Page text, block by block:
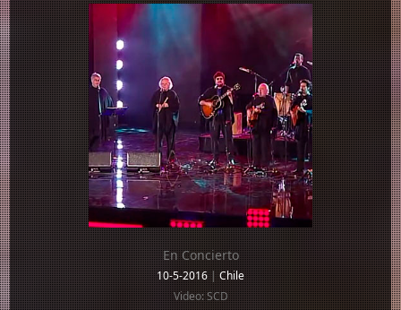
En Concierto
10-5-2016|Chile
Video: SCD